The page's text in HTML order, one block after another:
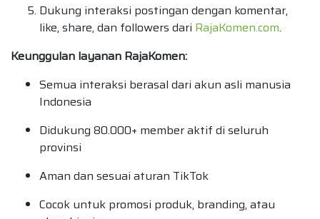
Dukung interaksi postingan dengan komentar,
like, share, dan followers dari RajaKomen.com.
Keunggulan layanan RajaKomen:
Semua interaksi berasal dari akun asli manusia
Indonesia
Didukung 80.000+ member aktif di seluruh
provinsi
Aman dan sesuai aturan TikTok
Cocok untuk promosi produk, branding, atau